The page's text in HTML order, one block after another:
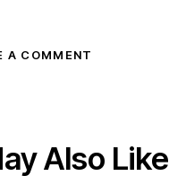
Also Like